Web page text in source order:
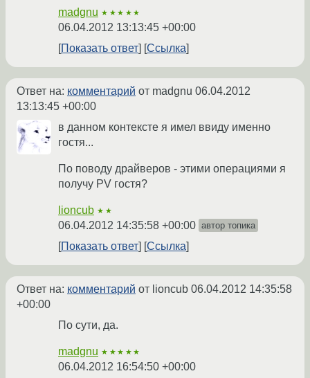
madgnu ★★★★★
06.04.2012 13:13:45 +00:00
Показать ответ
Ссылка
Ответ на: комментарий от madgnu 06.04.2012
13:13:45 +00:00
в данном контексте я имел ввиду именно
гостя...
По поводу драйверов - этими операциями я
получу PV гостя?
lioncub ★★
06.04.2012 14:35:58 +00:00 автор топика
Показать ответ Ссылка
Ответ на: комментарий от lioncub 06.04.2012 14:35:58
+00:00
По сути, да.
madgnu ★★★★★
06.04.2012 16:54:50 +00:00